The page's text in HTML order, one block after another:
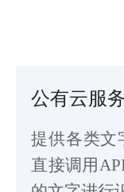
公有云服
提供各类文
直接调用